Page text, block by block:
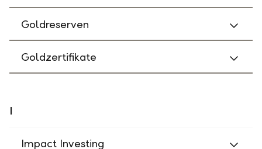
Goldreserven
Goldzertifikate
I
Impact Investing